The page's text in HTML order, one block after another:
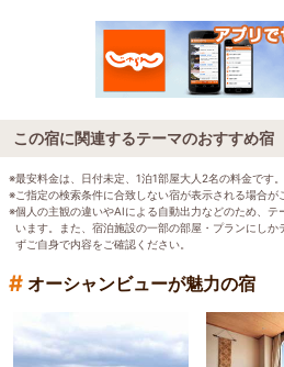
この宿に関連するテーマのおすすめ宿
※最安料金は、日付未定、1泊1部屋大人2名の料金です。
※ご指定の検索条件に合致しない宿が表示される場合が
※個人の主観の違いやAIによる自動出力などのため、
います。また、宿泊施設の一部の部屋・プランにし
ずご自身で内容をご確認ください。
# オーシャンビューが魅力の宿